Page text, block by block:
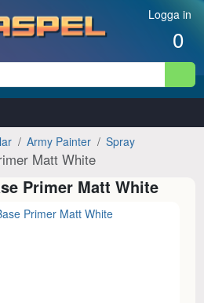
Logga in
0
Army Painter Spray
Matt White
Primer Matt White